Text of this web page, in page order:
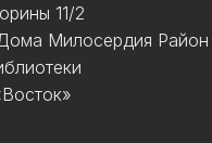
11/2
Милосердия Район